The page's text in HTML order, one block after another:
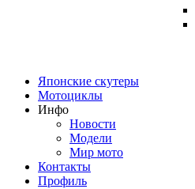
Японские скутеры
Мотоциклы
Инфо
Новости
Модели
Мир мото
Контакты
Профиль